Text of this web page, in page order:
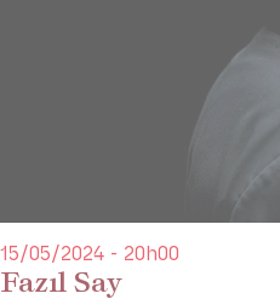
Fazıl Say
15/05/2024 - 20h00